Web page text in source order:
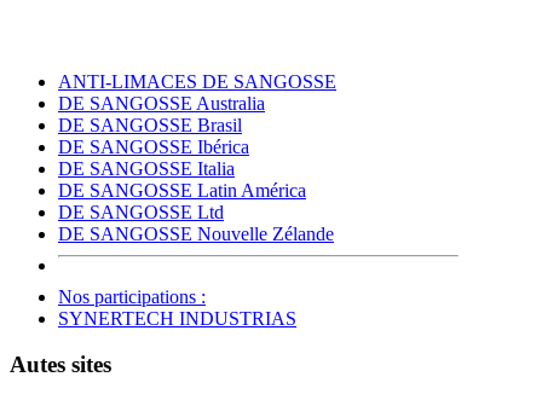
ANTI-LIMACES DE SANGOSSE
DE SANGOSSE Australia
DE SANGOSSE Brasil
DE SANGOSSE Ibérica
DE SANGOSSE Italia
DE SANGOSSE Latin América
DE SANGOSSE Ltd
DE SANGOSSE Nouvelle Zélande
Nos participations :
SYNERTECH INDUSTRIAS
Autes sites